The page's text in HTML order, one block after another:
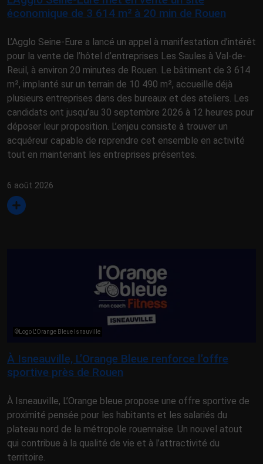
économique de 3 614 m² à 20 min de Rouen
L’Agglo Seine-Eure a lancé un appel à manifestation d’intérêt
pour la vente de l’hôtel d’entreprises Les Saules à Val-de-
Reuil, à environ 20 minutes de Rouen. Le bâtiment de 3 614
m², implanté sur un terrain de 10 490 m², accueille déjà
plusieurs entreprises dans des bureaux et des ateliers. Les
candidats ont jusqu’au 30 septembre 2026 à 12 heures pour
déposer leur proposition. L’enjeu consiste à trouver un
acquéreur capable de reprendre cet ensemble en activité
tout en maintenant les entreprises présentes.
6 août 2026
©Logo L'Orange Bleue Isnauville
À Isneauville, L’Orange Bleue renforce l’offre
sportive près de Rouen
À Isneauville, L’Orange bleue propose une offre sportive de
proximité pensée pour les habitants et les salariés du
plateau nord de la métropole rouennaise. Un nouvel atout
qui contribue à la qualité de vie et à l’attractivité du
territoire.